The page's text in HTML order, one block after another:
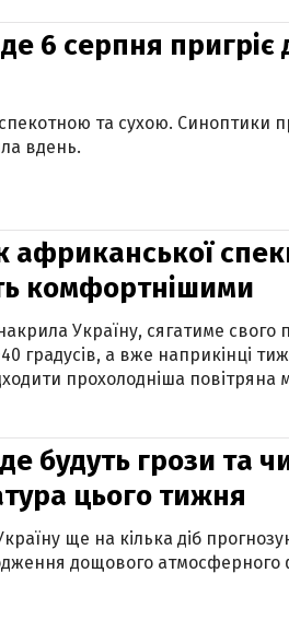
6 серпня пригріє
та сухою. Синоптики
вдень.
африканської
комфортнішими
Україну, сягатиме свого
градусів, а вже наприкінці
прохолодніша повітряна
будуть грози та
цього тижня
ще на кілька діб
дощового атмосферного